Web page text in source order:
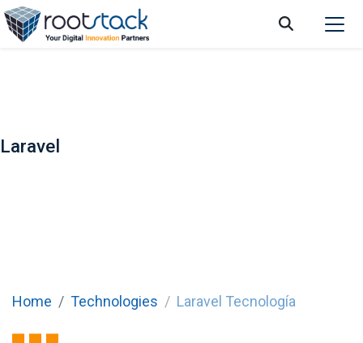
Laravel
Home Technologies Laravel Tecnología